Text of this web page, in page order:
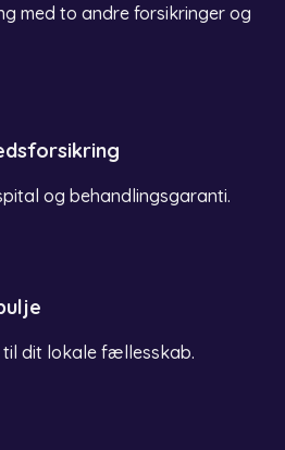
med to andre forsikringer og
og behandlingsgaranti.
til dit lokale fællesskab.